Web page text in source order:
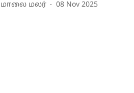
மாலை மலர் 08 Nov 2025